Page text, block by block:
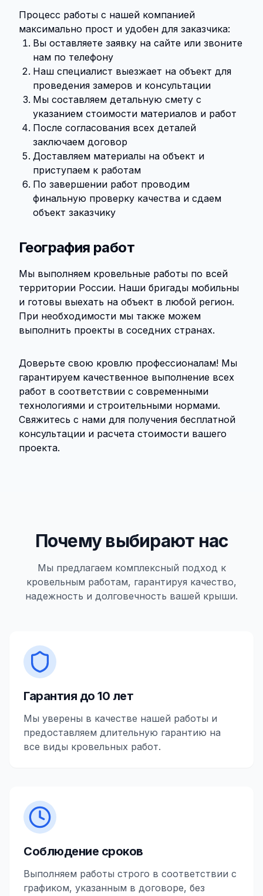
Процесс работы с нашей компанией
максимально прост и удобен для заказчика:
Вы оставляете заявку на сайте или звоните
нам по телефону
Наш специалист выезжает на объект для
проведения замеров и консультации
Мы составляем детальную смету с
указанием стоимости материалов и работ
После согласования всех деталей
заключаем договор
Доставляем материалы на объект и
приступаем к работам
По завершении работ проводим
финальную проверку качества и сдаем
объект заказчику
География работ
Мы выполняем кровельные работы по всей
территории России. Наши бригады мобильны
и готовы выехать на объект в любой регион.
При необходимости мы также можем
выполнить проекты в соседних странах.
Доверьте свою кровлю профессионалам! Мы
гарантируем качественное выполнение всех
работ в соответствии с современными
технологиями и строительными нормами.
Свяжитесь с нами для получения бесплатной
консультации и расчета стоимости вашего
проекта.
Почему выбирают нас
Мы предлагаем комплексный подход к
кровельным работам, гарантируя качество,
надежность и долговечность вашей крыши.
Гарантия до 10 лет
Мы уверены в качестве нашей работы и
предоставляем длительную гарантию на
все виды кровельных работ.
Соблюдение сроков
Выполняем работы строго в соответствии с
графиком, указанным в договоре, без